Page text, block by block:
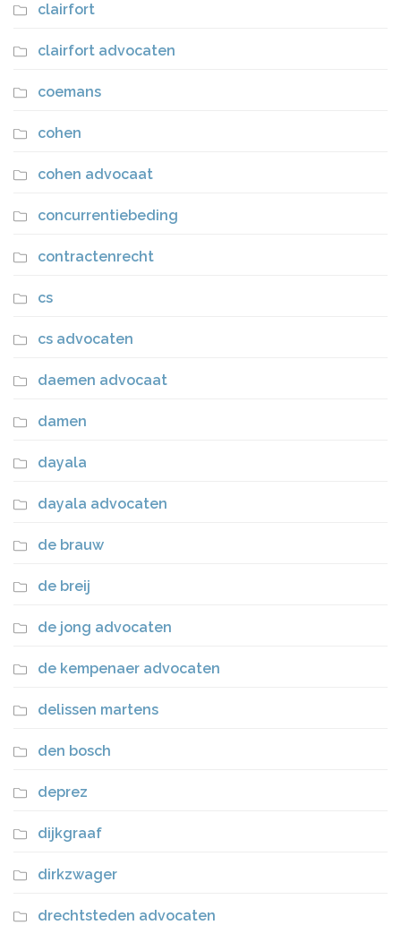
clairfort
clairfort advocaten
coemans
cohen
cohen advocaat
concurrentiebeding
contractenrecht
cs
cs advocaten
daemen advocaat
damen
dayala
dayala advocaten
de brauw
de breij
de jong advocaten
de kempenaer advocaten
delissen martens
den bosch
deprez
dijkgraaf
dirkzwager
drechtsteden advocaten